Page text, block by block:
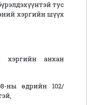
тус
хэргийн шүүх
хэргийн анхан
ны өдрийн 102/